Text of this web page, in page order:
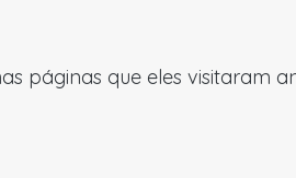
páginas que eles visitaram